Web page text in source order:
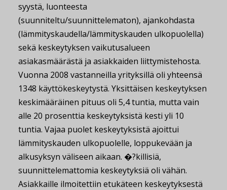
syystä, luonteesta
(suunniteltu/suunnittelematon), ajankohdasta
(lämmityskaudella/lämmityskauden ulkopuolella)
sekä keskeytyksen vaikutusalueen
asiakasmäärästä ja asiakkaiden liittymistehosta.
Vuonna 2008 vastanneilla yrityksillä oli yhteensä
1348 käyttökeskeytystä. Yksittäisen keskeytyksen
keskimääräinen pituus oli 5,4 tuntia, mutta vain
alle 20 prosenttia keskeytyksistä kesti yli 10
tuntia. Vajaa puolet keskeytyksistä ajoittui
lämmityskauden ulkopuolelle, loppukevään ja
alkusyksyn väliseen aikaan. �?killisiä,
suunnittelemattomia keskeytyksiä oli vähän.
Asiakkaille ilmoitettiin etukäteen keskeytyksestä